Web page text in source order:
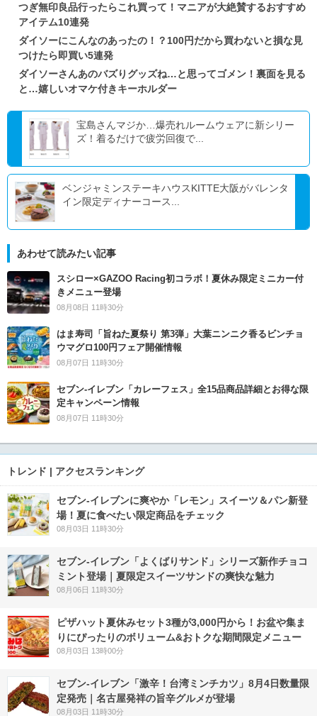
つぎ無印良品行ったらこれ買って！マニアが大絶賛するおすすめ
アイテム10連発
ダイソーにこんなのあったの！？100円だから買わないと損な見
つけたら即買い5連発
ダイソーさんあのバズりグッズね…と思ってゴメン！裏面を見る
と…嬉しいオマケ付きキーホルダー
宝島さんマジか…爆売れルームウェアに新シリー
ズ！着るだけで疲労回復で...
ベンジャミンステーキハウスKITTE大阪がバレンタ
イン限定ディナーコース...
あわせて読みたい記事
スシロー×GAZOO Racing初コラボ！夏休み限定ミニカー付
きメニュー登場
08月08日 11時30分
はま寿司「旨ねた夏祭り 第3弾」大葉ニンニク香るビンチョ
ウマグロ100円フェア開催情報
08月07日 11時30分
セブン‐イレブン「カレーフェス」全15品商品詳細とお得な限
定キャンペーン情報
08月07日 11時30分
トレンド | アクセスランキング
セブン‐イレブンに爽やか「レモン」スイーツ＆パン新登
場！夏に食べたい限定商品をチェック
08月03日 11時30分
セブン‐イレブン「よくばりサンド」シリーズ新作チョコ
ミント登場｜夏限定スイーツサンドの爽快な魅力
08月06日 11時30分
ピザハット夏休みセット3種が3,000円から！お盆や集ま
りにぴったりのボリューム&おトクな期間限定メニュー
08月03日 13時00分
セブン-イレブン「激辛！台湾ミンチカツ」8月4日数量限
定発売｜名古屋発祥の旨辛グルメが登場
08月03日 11時30分